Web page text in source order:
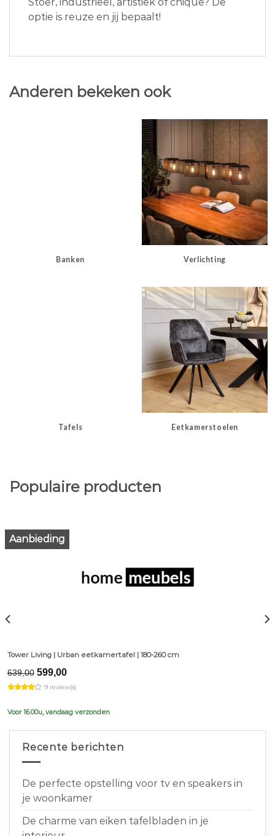
Stoer, industrieel, artistiek of chique? De
optie is reuze en jij bepaalt!
Anderen bekeken ook
Banken Verlichting
Tafels Eetkamerstoelen
Populaire producten
Aanbieding
Tower Living | Urban eetkamertafel | 180-260 cm
639,00 Original
price
was:
599,00Current
is:
9 review(s)
Voor 16.00u, vandaag verzonden
Recente berichten
De perfecte opstelling voor tv en speakers in
je woonkamer
De charme van eiken tafelbladen in je